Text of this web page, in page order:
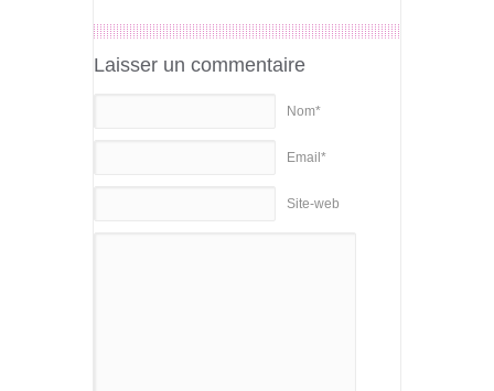
Laisser un commentaire
Nom*
Email*
Site-web